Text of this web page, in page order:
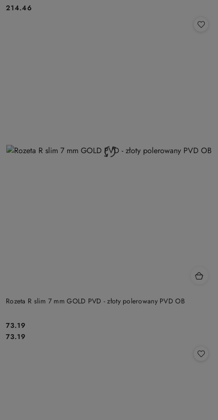
Cena:
214.46
Rozeta R slim 7 mm GOLD PVD - złoty polerowany PVD OB
Cena:
73.19
Cena:
73.19